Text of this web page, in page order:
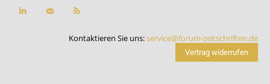
Kontaktieren Sie uns:service@forum-zeitschriften.de
Vertrag widerrufen